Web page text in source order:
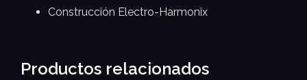
Construcción Electro-Harmonix
Productos relacionados